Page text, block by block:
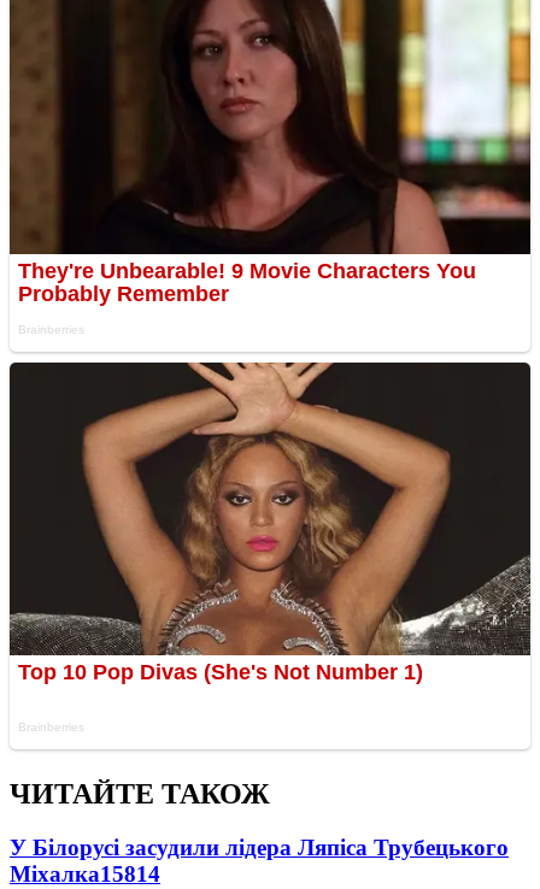
ЧИТАЙТЕ ТАКОЖ
У Білорусі засудили лідера Ляпіса Трубецького
Міхалка15814